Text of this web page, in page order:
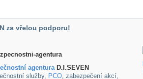
za vřelou podporu!
agenturaD.I.SEVEN
služby, PCO, zabezpečení akcí,